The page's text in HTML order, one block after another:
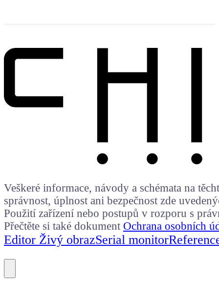
Veškeré informace, návody a schémata na
správnost, úplnost ani bezpečnost zde
Použití zařízení nebo postupů v rozporu s
Přečtěte si také dokument Ochrana osobních
Editor Živý obrazSerial monitor